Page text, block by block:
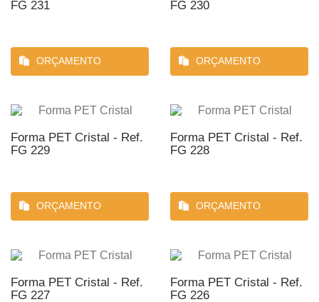
FG 231
ORÇAMENTO
FG 230
ORÇAMENTO
Forma PET Cristal - Ref.
FG 229
ORÇAMENTO
Forma PET Cristal - Ref.
FG 228
ORÇAMENTO
Forma PET Cristal - Ref.
FG 227
Forma PET Cristal - Ref.
FG 226